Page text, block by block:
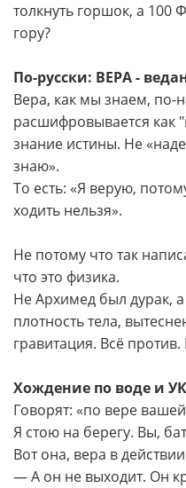
толкнуть горшок, а 100
гору?
По-русски: ВЕРА -
Вера, как мы знаем, по-
расшифровывается как
знание истины. Не
знаю».
То есть: «Я верую,
ходить нельзя».
Не потому что так
что это физика.
Не Архимед был дурак,
плотность тела,
гравитация. Всё
Хождение по воде и УК
Говорят: «по вере
Я стою на берегу. Вы,
Вот она, вера в
— А он не выходит. Он